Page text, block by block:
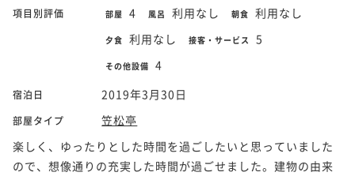
項目別評価 部屋 4 風呂 利用なし 朝食 利用なし
夕食 利用なし 接客・サービス 5
その他設備 4
宿泊日 2019年3月30日
部屋タイプ
笠松亭
楽しく、ゆったりとした時間を過ごしたいと思っていました
ので、想像通りの充実した時間が過ごせました。建物の由来